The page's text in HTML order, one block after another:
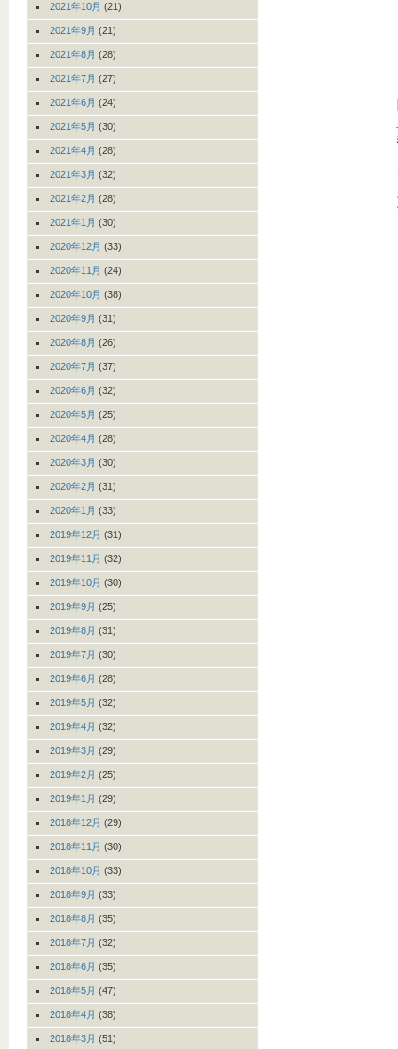
2021年10月 (21)
2021年9月 (21)
2021年8月 (28)
2021年7月 (27)
2021年6月 (24)
2021年5月 (30)
2021年4月 (28)
2021年3月 (32)
2021年2月 (28)
2021年1月 (30)
2020年12月 (33)
2020年11月 (24)
2020年10月 (38)
2020年9月 (31)
2020年8月 (26)
2020年7月 (37)
2020年6月 (32)
2020年5月 (25)
2020年4月 (28)
2020年3月 (30)
2020年2月 (31)
2020年1月 (33)
2019年12月 (31)
2019年11月 (32)
2019年10月 (30)
2019年9月 (25)
2019年8月 (31)
2019年7月 (30)
2019年6月 (28)
2019年5月 (32)
2019年4月 (32)
2019年3月 (29)
2019年2月 (25)
2019年1月 (29)
2018年12月 (29)
2018年11月 (30)
2018年10月 (33)
2018年9月 (33)
2018年8月 (35)
2018年7月 (32)
2018年6月 (35)
2018年5月 (47)
2018年4月 (38)
2018年3月 (51)